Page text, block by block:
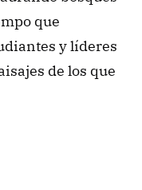
que
y líderes
de los que